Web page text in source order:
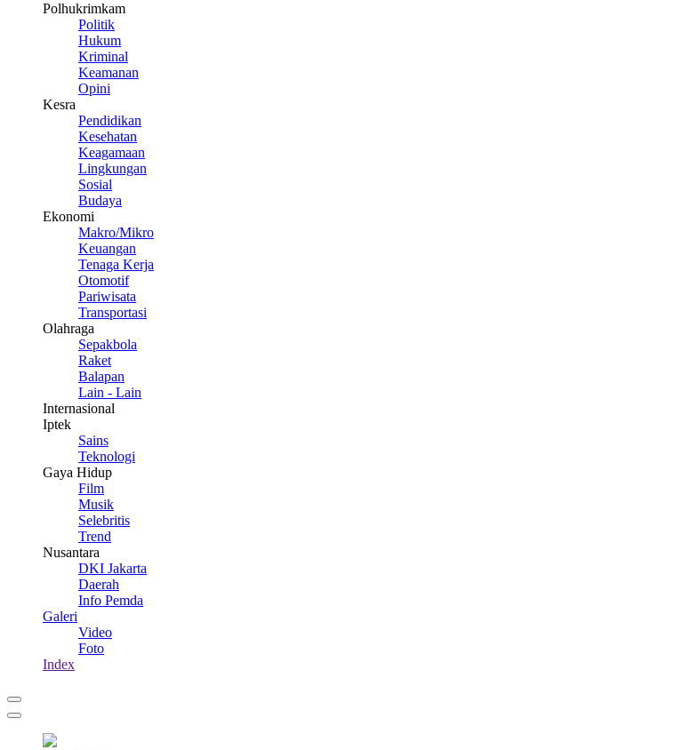
Polhukrimkam
Politik
Hukum
Kriminal
Keamanan
Opini
Kesra
Pendidikan
Kesehatan
Keagamaan
Lingkungan
Sosial
Budaya
Ekonomi
Makro/Mikro
Keuangan
Tenaga Kerja
Otomotif
Pariwisata
Transportasi
Olahraga
Sepakbola
Raket
Balapan
Lain - Lain
Internasional
Iptek
Sains
Teknologi
Gaya Hidup
Film
Musik
Selebritis
Trend
Nusantara
DKI Jakarta
Daerah
Info Pemda
Galeri
Video
Foto
Index